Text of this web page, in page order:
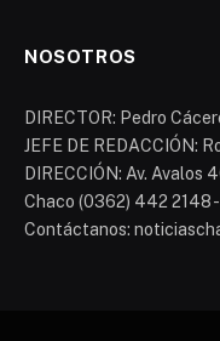
NOSOTROS
DIRECTOR: Pedro
JEFE DE REDACCIÓN:
DIRECCIÓN: Av. Avalos
Chaco (0362) 442 2148 -
Contáctanos: